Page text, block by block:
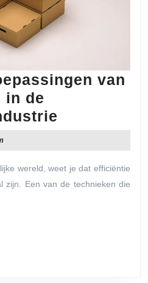
van
in de
van
in
wereld, weet je dat efficiëntie
zijn. Een van de technieken die